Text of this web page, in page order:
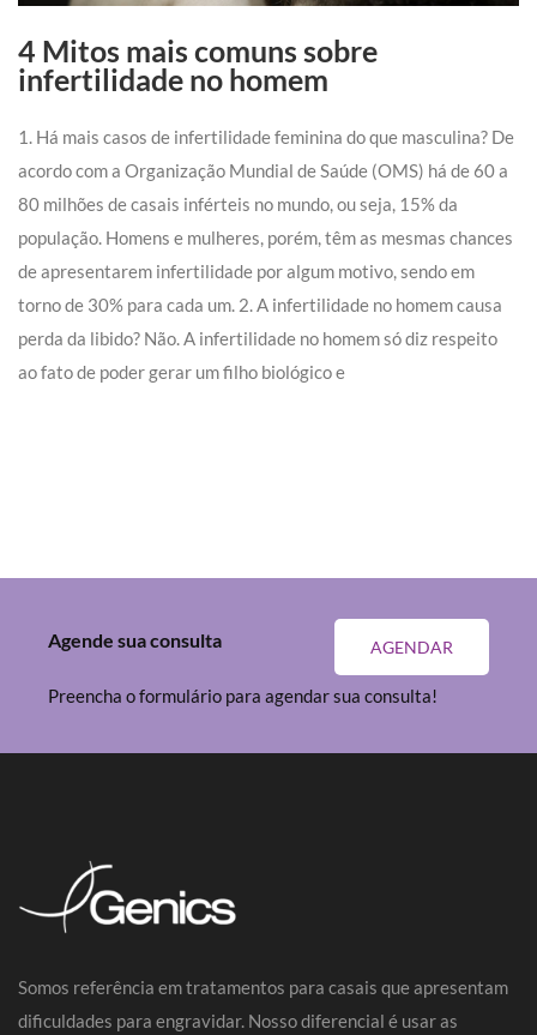
4 Mitos mais comuns sobre
infertilidade no homem
1. Há mais casos de infertilidade feminina do que masculina? De
acordo com a Organização Mundial de Saúde (OMS) há de 60 a
80 milhões de casais inférteis no mundo, ou seja, 15% da
população. Homens e mulheres, porém, têm as mesmas chances
de apresentarem infertilidade por algum motivo, sendo em
torno de 30% para cada um. 2. A infertilidade no homem causa
perda da libido? Não. A infertilidade no homem só diz respeito
ao fato de poder gerar um filho biológico e
AGENDAR
Agende sua consulta
Preencha o formulário para agendar sua consulta!
Somos referência em tratamentos para casais que apresentam
dificuldades para engravidar. Nosso diferencial é usar as